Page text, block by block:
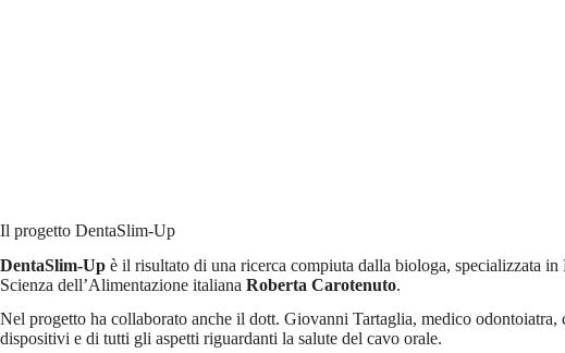
Il progetto DentaSlim-Up
DentaSlim-Up è il risultato di una ricerca compiuta dalla biologa, specializzata
Scienza dell’Alimentazione italiana Roberta Carotenuto.
Nel progetto ha collaborato anche il dott. Giovanni Tartaglia, medico odontoiatra,
dispositivi e di tutti gli aspetti riguardanti la salute del cavo orale.